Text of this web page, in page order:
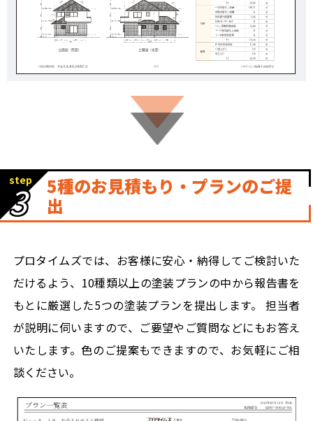
step
3
5種のお見積もり・プランのご提
出
プロタイムズでは、お客様に安心・納得してご検討いた
だけるよう、10種類以上の塗装プランの中から報告書を
もとに厳選した5つの塗装プランを提出します。 担当者
が説明に伺いますので、ご要望やご質問などにもお答え
いたします。色のご提案もできますので、お気軽にご相
談ください。